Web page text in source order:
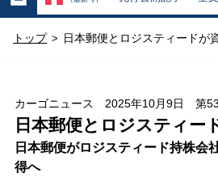
ュ
オ
ン
トップ > 日本郵便とロジスティードが
カーゴニュース 2025年10月9日 第
日本郵便とロジスティー
日本郵便がロジスティード持株会
得へ